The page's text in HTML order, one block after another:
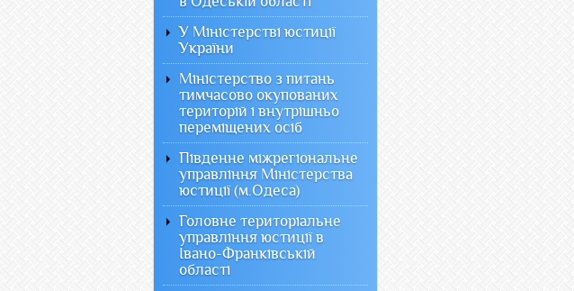
У Міністерстві юстиції
України
Міністерство з питань
тимчасово окупованих
територій і внутрішньо
переміщених осіб
Південне міжрегіональне
управління Міністерства
юстиції (м.Одеса)
Головне територіальне
управління юстиції в
Івано-Франківській
області